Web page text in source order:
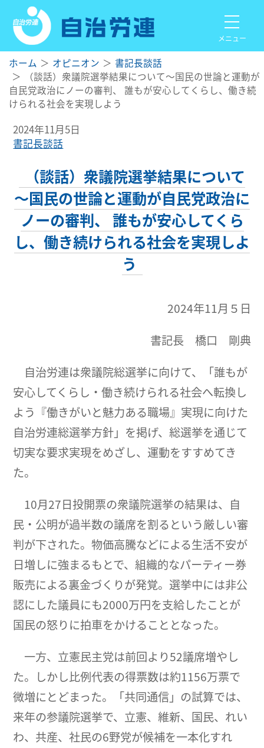
メニュー
ホーム オピニオン
書記長談話
（談話）衆議院選挙結果について～国民の世論と運動が
自民党政治にノーの審判、 誰もが安心してくらし、働き続
けられる社会を実現しよう
2024年11月5日
書記長談話
（談話）衆議院選挙結果について
～国民の世論と運動が自民党政治に
ノーの審判、 誰もが安心してくら
し、働き続けられる社会を実現しよ
う
2024年11月５日
書記長 橋口 剛典
自治労連は衆議院総選挙に向けて、「誰もが
安心してくらし・働き続けられる社会へ転換し
よう『働きがいと魅力ある職場』実現に向けた
自治労連総選挙方針」を掲げ、総選挙を通じて
切実な要求実現をめざし、運動をすすめてき
た。
10月27日投開票の衆議院選挙の結果は、自
民・公明が過半数の議席を割るという厳しい審
判が下された。物価高騰などによる生活不安が
日増しに強まるもとで、組織的なパーティー券
販売による裏金づくりが発覚。選挙中には非公
認にした議員にも2000万円を支給したことが
国民の怒りに拍車をかけることとなった。
一方、立憲民主党は前回より52議席増やし
た。しかし比例代表の得票数は約1156万票で
微増にとどまった。「共同通信」の試算では、
来年の参議院選挙で、立憲、維新、国民、れい
わ、共産、社民の6野党が候補を一本化すれ